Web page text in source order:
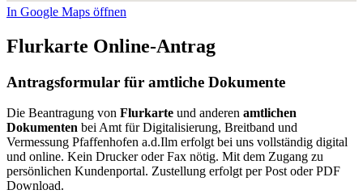
In Google Maps öffnen
Flurkarte Online-Antrag
Antragsformular für amtliche Dokumente
Die Beantragung von Flurkarte und anderen amtlichen
Dokumenten bei Amt für Digitalisierung, Breitband und
Vermessung Pfaffenhofen a.d.Ilm erfolgt bei uns vollständig digital
und online. Kein Drucker oder Fax nötig. Mit dem Zugang zu
persönlichen Kundenportal. Zustellung erfolgt per Post oder PDF
Download.